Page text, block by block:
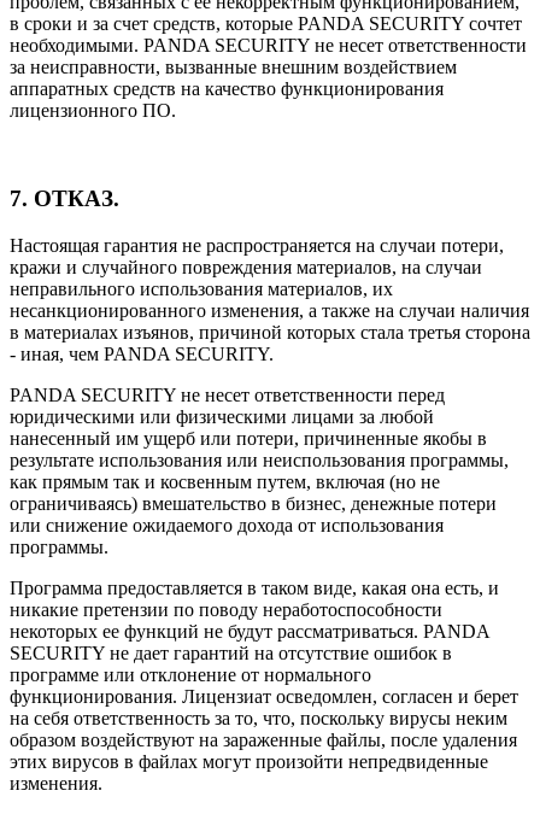
в сроки и за счет средств, которые PANDA SECURITY сочтет
необходимыми. PANDA SECURITY не несет ответственности
за неисправности, вызванные внешним воздействием
аппаратных средств на качество функционирования
лицензионного ПО.
7. ОТКАЗ.
Настоящая гарантия не распространяется на случаи потери,
кражи и случайного повреждения материалов, на случаи
неправильного использования материалов, их
несанкционированного изменения, а также на случаи наличия
в материалах изъянов, причиной которых стала третья сторона
- иная, чем PANDA SECURITY.
PANDA SECURITY не несет ответственности перед
юридическими или физическими лицами за любой
нанесенный им ущерб или потери, причиненные якобы в
результате использования или неиспользования программы,
как прямым так и косвенным путем, включая (но не
ограничиваясь) вмешательство в бизнес, денежные потери
или снижение ожидаемого дохода от использования
программы.
Программа предоставляется в таком виде, какая она есть, и
никакие претензии по поводу неработоспособности
некоторых ее функций не будут рассматриваться. PANDA
SECURITY не дает гарантий на отсутствие ошибок в
программе или отклонение от нормального
функционирования. Лицензиат осведомлен, согласен и берет
на себя ответственность за то, что, поскольку вирусы неким
образом воздействуют на зараженные файлы, после удаления
этих вирусов в файлах могут произойти непредвиденные
изменения.